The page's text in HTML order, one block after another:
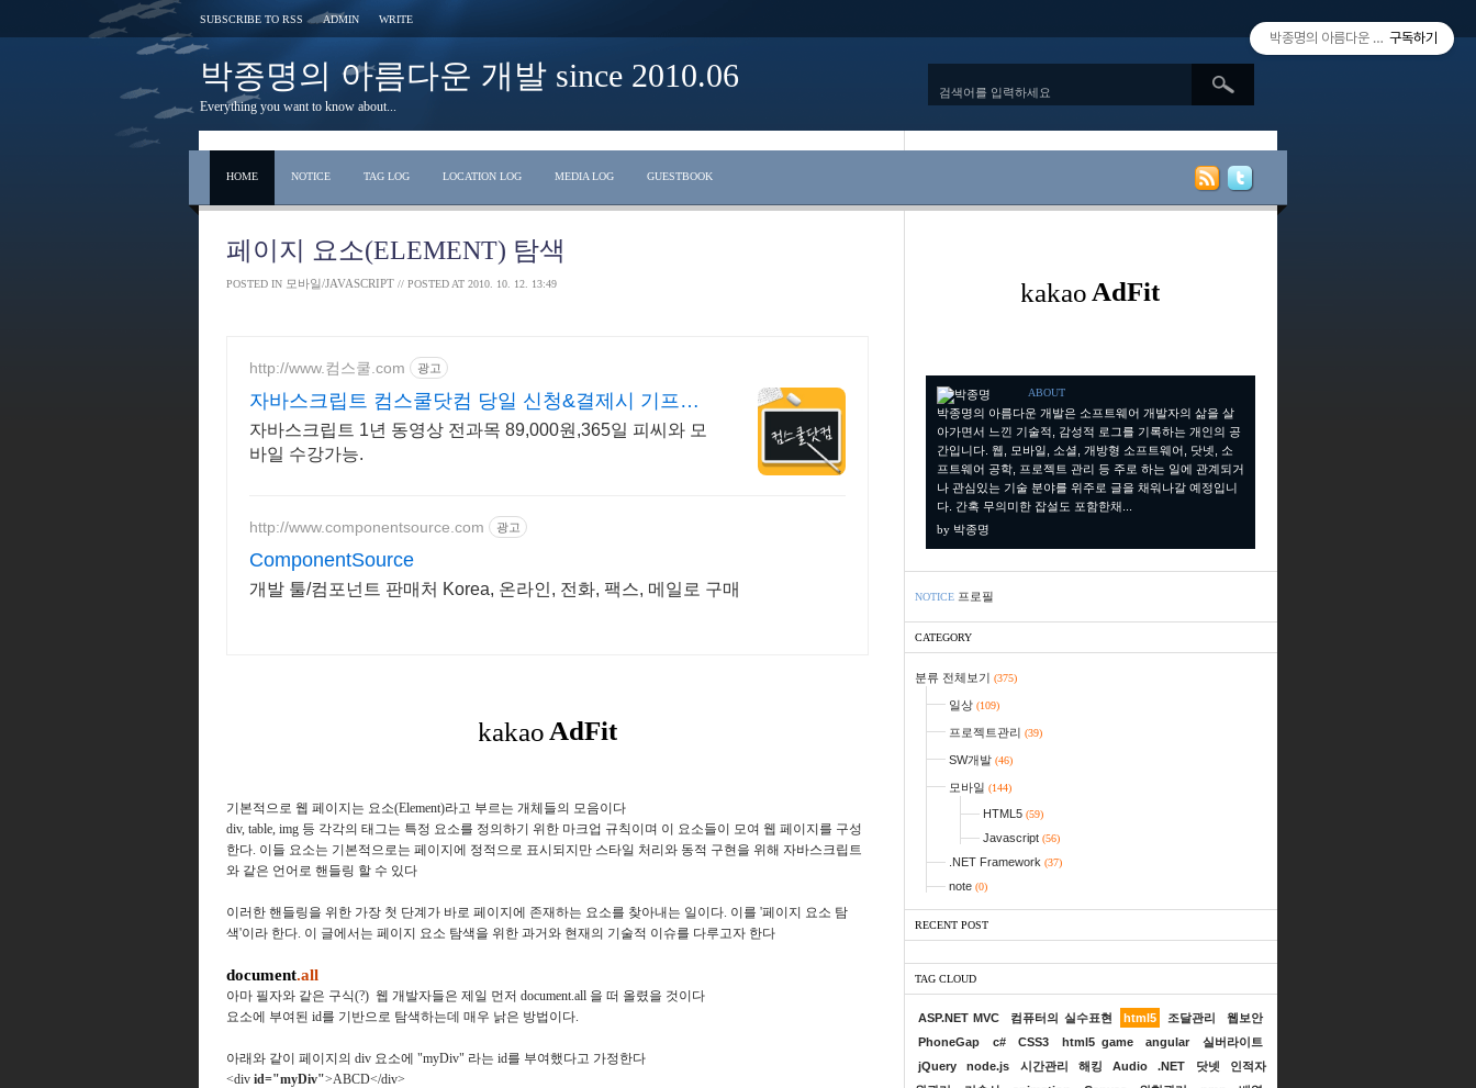
SUBSCRIBE TO RSS ADMIN WRITE
박종명의 아름다운 개발 since 2010.06
Everything you want to know about...
HOME NOTICE TAG LOG LOCATION LOG MEDIA LOG GUESTBOOK
페이지 요소(ELEMENT) 탐색
POSTED IN 모바일/JAVASCRIPT // POSTED AT 2010. 10. 12. 13:49
http://www.컴스쿨.com 광고
자바스크립트 컴스쿨닷컴 당일 신청&결제시 기프티
콘!
자바스크립트 1년 동영상 전과목 89,000원,365일 피씨와 모
바일 수강가능.
http://www.componentsource.com 광고
ComponentSource
개발 툴/컴포넌트 판매처 Korea, 온라인, 전화, 팩스, 메일로 구매
기본적으로 웹 페이지는 요소(Element)라고 부르는 개체들의 모음이다
div, table, img 등 각각의 태그는 특정 요소를 정의하기 위한 마크업 규칙이며 이 요소들이 모여 웹 페이지를 구성
한다. 이들 요소는 기본적으로는 페이지에 정적으로 표시 되지만 스타일 처리와 동적 구현을 위해 자바스크립트
와 같은 언어로 핸들링 할 수 있다
이러한 핸들링을 위한 가장 첫 단계가 바로 페이지에 존재하는 요소를 찾아내는 일이다. 이를 '페이지 요소 탐
색'이라 한다. 이 글에서는 페이지 요소 탐색을 위한 과거와 현재의 기술적 이슈를 다루고자 한다
document.all
아마 필자와 같은 구식(?) 웹 개발자들은 제일 먼저 document.all 을 떠 올렸을 것이다
요소에 부여된 id를 기반으로 탐색하는데 매우 낡은 방법이다.
아래와 같이 페이지의 div 요소에 "myDiv" 라는 id를 부여했다고 가정한다
<div id="myDiv">ABCD</div>
ABOUT
박종명의 아름다운 개발은 소프트웨어 개발자의 삶을 살
아가면서 느낀 기술적, 감성적 로그를 기록하는 개인의 공
간입니다. 웹, 모바일, 소셜, 개방형 소프트웨어, 닷넷, 소
프트웨어 공학, 프로젝트 관리 등 주로 하는 일에 관계되거
나 관심있는 기술 분야를 위주로 글을 채워나갈 예정입니
다. 간혹 무의미한 잡설도 포함한채...
by 박종명
NOTICE 프로필
CATEGORY
분류 전체보기 (375)
일상 (109)
프로젝트관리 (39)
SW개발 (46)
모바일 (144)
HTML5 (59)
Javascript (56)
.NET Framework (37)
note (0)
RECENT POST
TAG CLOUD
ASP.NET MVC 컴퓨터의 실수표현 html5 조달관리
웹보안
PhoneGap
c# CSS3 html5 game angular
실버라이트
jQuery
node.js 시간관리 해킹 Audio .NET 닷넷
인적자
박종명의 아름다운 개발 since
구독하기